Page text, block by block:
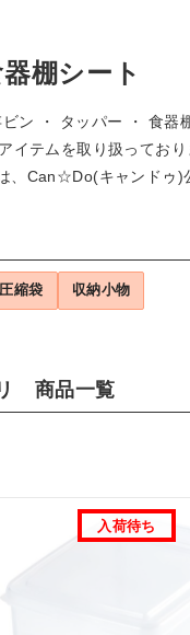
棚シート
・ タッパー ・ 食
テムを取り扱っており
Can☆Do(キャンドゥ)
縮袋 収納小物
商品一覧